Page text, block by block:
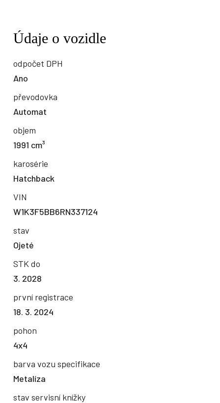
Údaje o vozidle
odpočet DPH
Ano
převodovka
Automat
objem
1991 cm³
karosérie
Hatchback
VIN
W1K3F5BB6RN337124
stav
Ojeté
STK do
3. 2028
první registrace
18. 3. 2024
pohon
4x4
barva vozu specifikace
Metalíza
stav servisní knížky